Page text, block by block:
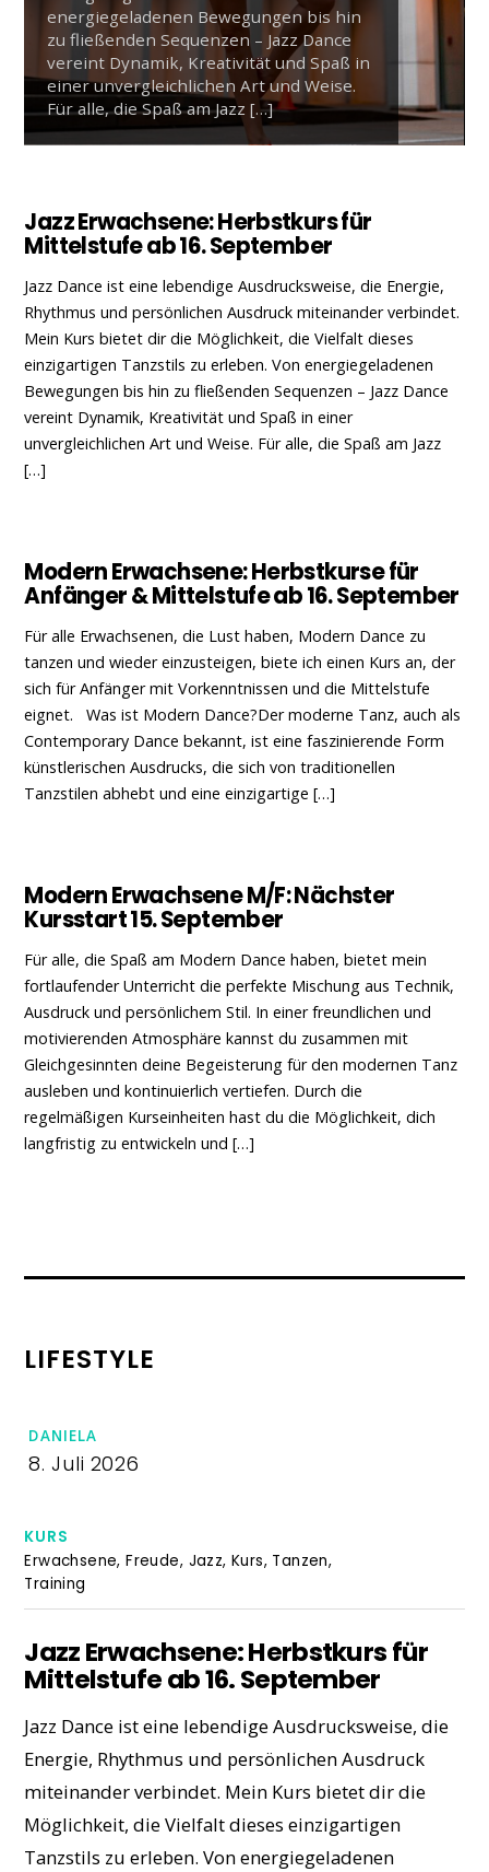
energiegeladenen Bewegungen bis hin
zu fließenden Sequenzen – Jazz Dance
vereint Dynamik, Kreativität und Spaß in
einer unvergleichlichen Art und Weise.
Für alle, die Spaß am Jazz […]
Jazz Erwachsene: Herbstkurs für
Mittelstufe ab 16. September
Jazz Dance ist eine lebendige Ausdrucksweise, die Energie,
Rhythmus und persönlichen Ausdruck miteinander verbindet.
Mein Kurs bietet dir die Möglichkeit, die Vielfalt dieses
einzigartigen Tanzstils zu erleben. Von energiegeladenen
Bewegungen bis hin zu fließenden Sequenzen – Jazz Dance
vereint Dynamik, Kreativität und Spaß in einer
unvergleichlichen Art und Weise. Für alle, die Spaß am Jazz
[…]
Modern Erwachsene: Herbstkurse für
Anfänger & Mittelstufe ab 16. September
Für alle Erwachsenen, die Lust haben, Modern Dance zu
tanzen und wieder einzusteigen, biete ich einen Kurs an, der
sich für Anfänger mit Vorkenntnissen und die Mittelstufe
eignet. Was ist Modern Dance?Der moderne Tanz, auch als
Contemporary Dance bekannt, ist eine faszinierende Form
künstlerischen Ausdrucks, die sich von traditionellen
Tanzstilen abhebt und eine einzigartige […]
Modern Erwachsene M/F: Nächster
Kursstart 15. September
Für alle, die Spaß am Modern Dance haben, bietet mein
fortlaufender Unterricht die perfekte Mischung aus Technik,
Ausdruck und persönlichem Stil. In einer freundlichen und
motivierenden Atmosphäre kannst du zusammen mit
Gleichgesinnten deine Begeisterung für den modernen Tanz
ausleben und kontinuierlich vertiefen. Durch die
regelmäßigen Kurseinheiten hast du die Möglichkeit, dich
langfristig zu entwickeln und […]
LIFESTYLE
DANIELA
8. Juli 2026
KURS
Erwachsene,Freude, Jazz, Kurs, Tanzen,
Training
Jazz Erwachsene: Herbstkurs für
Mittelstufe ab 16. September
Jazz Dance ist eine lebendige Ausdrucksweise, die
Energie, Rhythmus und persönlichen Ausdruck
miteinander verbindet. Mein Kurs bietet dir die
Möglichkeit, die Vielfalt dieses einzigartigen
Tanzstils zu erleben. Von energiegeladenen